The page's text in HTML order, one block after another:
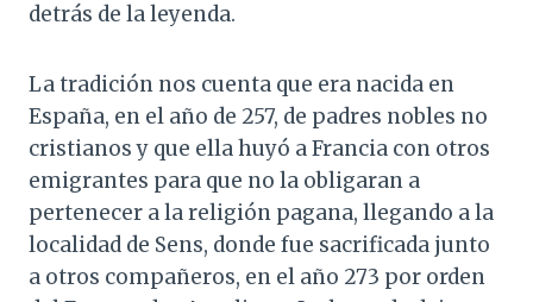
detrás de la leyenda.
La tradición nos cuenta que era nacida en
España, en el año de 257, de padres nobles no
cristianos y que ella huyó a Francia con otros
emigrantes para que no la obligaran a
pertenecer a la religión pagana, llegando a la
localidad de Sens, donde fue sacrificada junto
a otros compañeros, en el año 273 por orden